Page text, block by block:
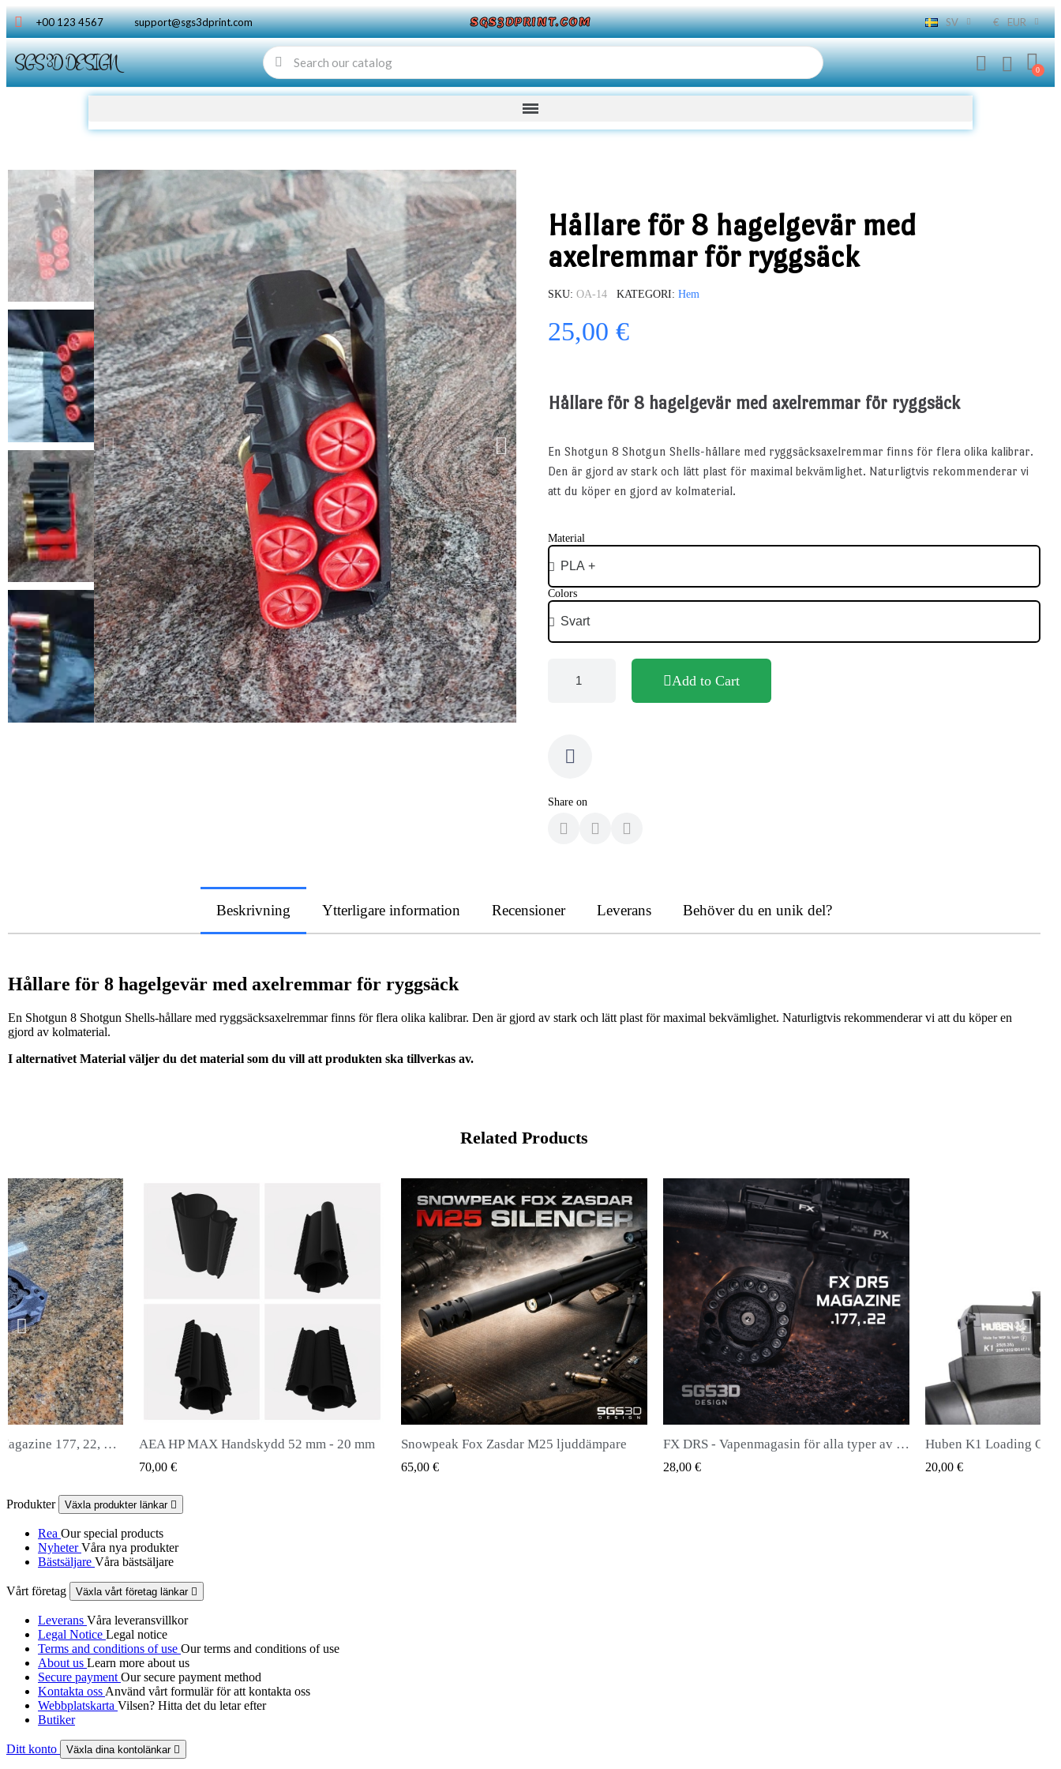
+00 123 4567 support@sgs3dprint.com SGS3DPRINT.COM SV € EUR
SGS 3D DESIGN
Hållare för 8 hagelgevär med
axelremmar för ryggsäck
SKU OA-14 KATEGORI Hem
25,00 €
Hållare för 8 hagelgevär med axelremmar för ryggsäck
En Shotgun 8 Shotgun Shells-hållare med ryggsäcksaxelremmar finns för flera olika kalibrar.
Den är gjord av stark och lätt plast för maximal bekvämlighet. Naturligtvis rekommenderar vi
att du köper en gjord av kolmaterial.
Material
Colors
Add to Cart
Share on
Beskrivning Ytterligare information Recensioner Leverans Behöver du en unik del?
Hållare för 8 hagelgevär med axelremmar för ryggsäck
En Shotgun 8 Shotgun Shells-hållare med ryggsäcksaxelremmar finns för flera olika kalibrar. Den är gjord av stark och lätt plast för maximal bekvämlighet. Naturligtvis rekommenderar vi att du köper en
gjord av kolmaterial.
I alternativet Material väljer du det material som du vill att produkten ska tillverkas av.
Related Products
QUICK VIEW52 mm - 20 mm QUICK VIEW
Snowpeak Fox Zasdar M25 ljuddämpare QUICK VIEW FX DRS - Vapenmagasin för alla typer av kulor QUICK VIEW Huben K1 Loading Gate (senaste generationen)
Produkter Växla produkter länkar 
Rea Our special products
NyheterVåra nya produkter
Bästsäljare Våra bästsäljare
Vårt företag Växla vårt företag länkar 
Leverans Våra leveransvillkor
Legal Notice Legal notice
Terms and conditions of use Our terms and conditions of use
About us Learn more about us
Secure payment Our secure payment method
Kontakta oss Använd vårt formulär för att kontakta oss
Webbplatskarta Vilsen? Hitta det du letar efter
Butiker
Ditt konto Växla dina kontolänkar 